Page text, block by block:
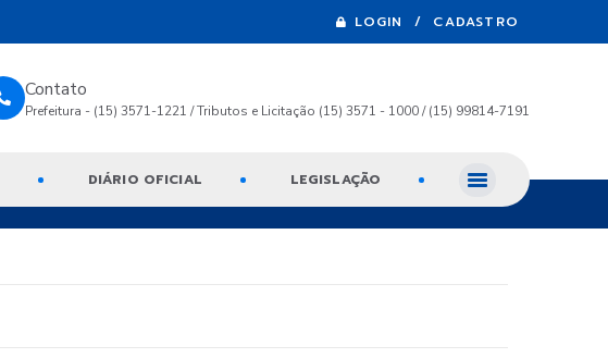
LOGIN / CADASTRO
Contato
Prefeitura - (15) 3571-1221 / Tributos e Licitação (15) 3571 - 1000 / (15) 99814-7191
DIÁRIO OFICIAL LEGISLAÇÃO